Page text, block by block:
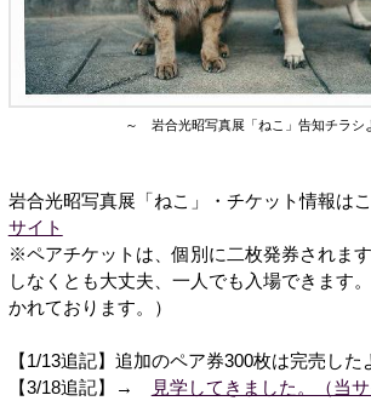
～ 岩合光昭写真展「ねこ」告知チラ
岩合光昭写真展「ねこ」・チケット情報
サイト
※ペアチケットは、個別に二枚発券されま
しなくとも大丈夫、一人でも入場できます
かれております。）
【1/13追記】追加のペア券300枚は完売した
【3/18追記】→
見学してきました。（当